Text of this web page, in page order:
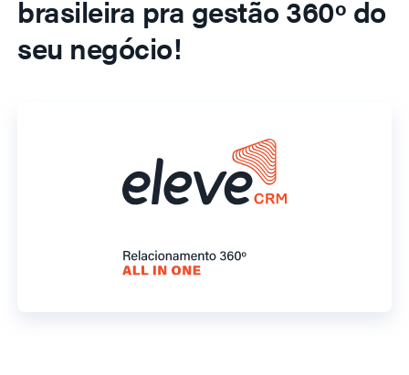
brasileira pra gestão 360º do
seu negócio!